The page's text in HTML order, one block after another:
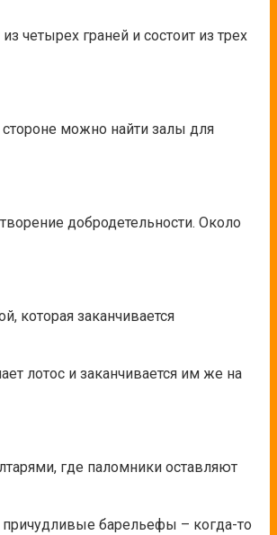
четырех граней и состоит из трех
можно найти залы для
добродетельности. Около
которая заканчивается
лотос и заканчивается им же на
где паломники оставляют
причудливые барельефы – когда-то